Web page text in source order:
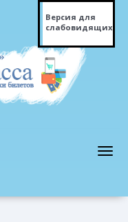
Версия для
слабовидящих